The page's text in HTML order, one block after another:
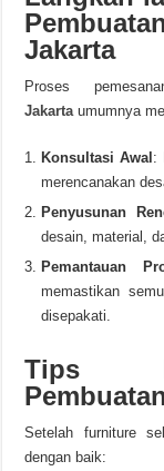
Jakarta
Proses
Jakartaumumnya
Konsultasi Awal :
merencanakan
Penyusunan
desain, material,
Pemantauan
memastikan
disepakati.
Tips
Setelah furniture
dengan baik: